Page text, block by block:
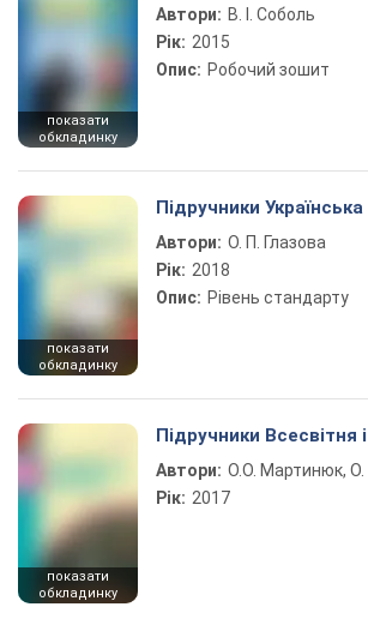
показати
обкладинку
Автори: В. І. Соболь
Рік: 2015
Опис: Робочий зошит
показати
обкладинку
Підручники
Автори: О. П. Глазова
Рік: 2018
Опис: Рівень стандарту
показати
обкладинку
Підручники Всесвітня
Автори: О.О. Мартинюк, О.
Рік: 2017